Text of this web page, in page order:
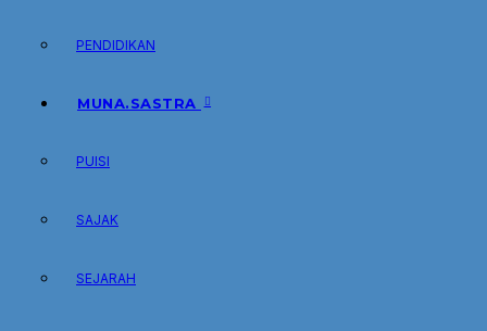
PENDIDIKAN
MUNA.SASTRA
PUISI
SAJAK
SEJARAH